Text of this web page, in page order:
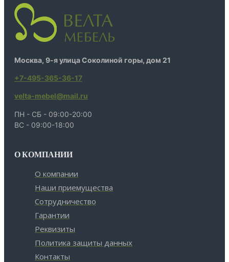
Москва, 9-я улица Соколиной горы, дом 21
+7-495-365-36-17
velta-mebel@mail.ru
ПН - СБ - 09:00-20:00
ВС - 09:00-18:00
О КОМПАНИИ
О компании
Наши приемущества
Сотрудничество
Гарантии
Реквизиты
Политика защиты данных
Контакты